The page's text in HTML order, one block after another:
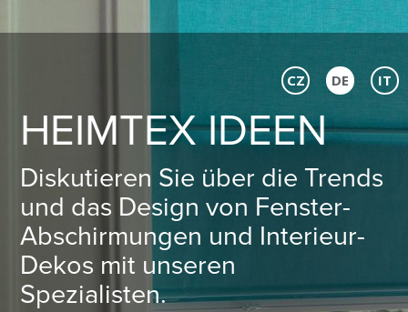
HEIMTEX IDEEN
Diskutieren Sie über die Trends
und das Design von Fenster-
Abschirmungen und Interieur-
Dekos mit unseren
Spezialisten.
CZ DE IT